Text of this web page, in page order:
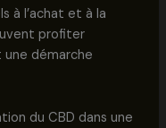
à l’achat et à la
profiter
une démarche
du CBD dans une